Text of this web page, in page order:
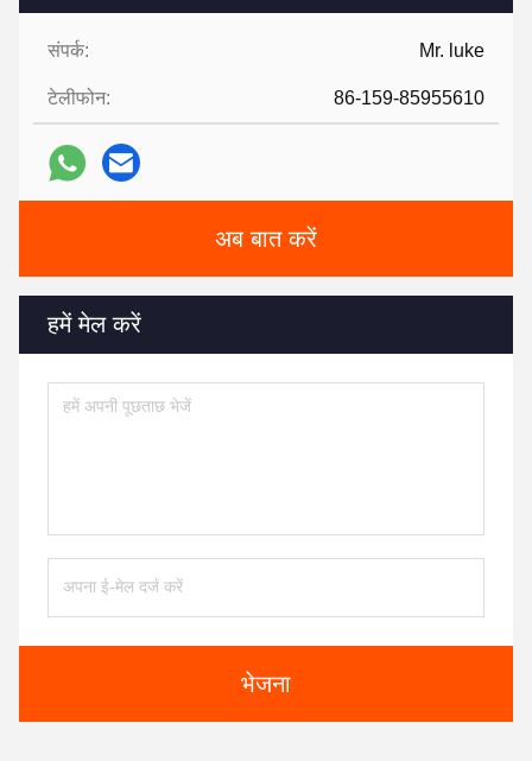
संपर्क: Mr. luke
टेलीफोन: 86-159-85955610
अब बात करें
हमें मेल करें
भेजना